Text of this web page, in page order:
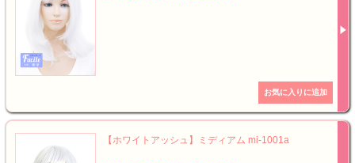
【ホワイトアッシュ】ミディアム mi-1001a